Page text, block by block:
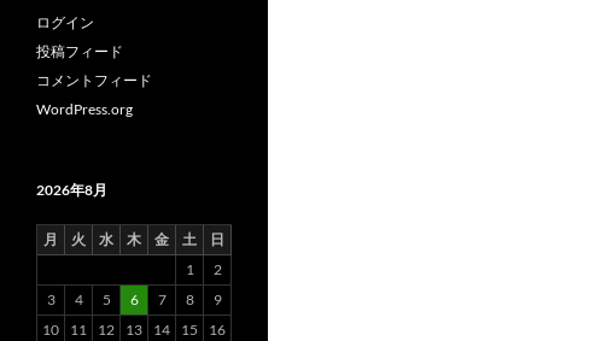
ログイン
投稿フィード
コメントフィード
WordPress.org
2026年8月
月 火 水 木 金 土
日
1
2
3
4 5 6 7 8
9
10
11 12 13 14 15
16